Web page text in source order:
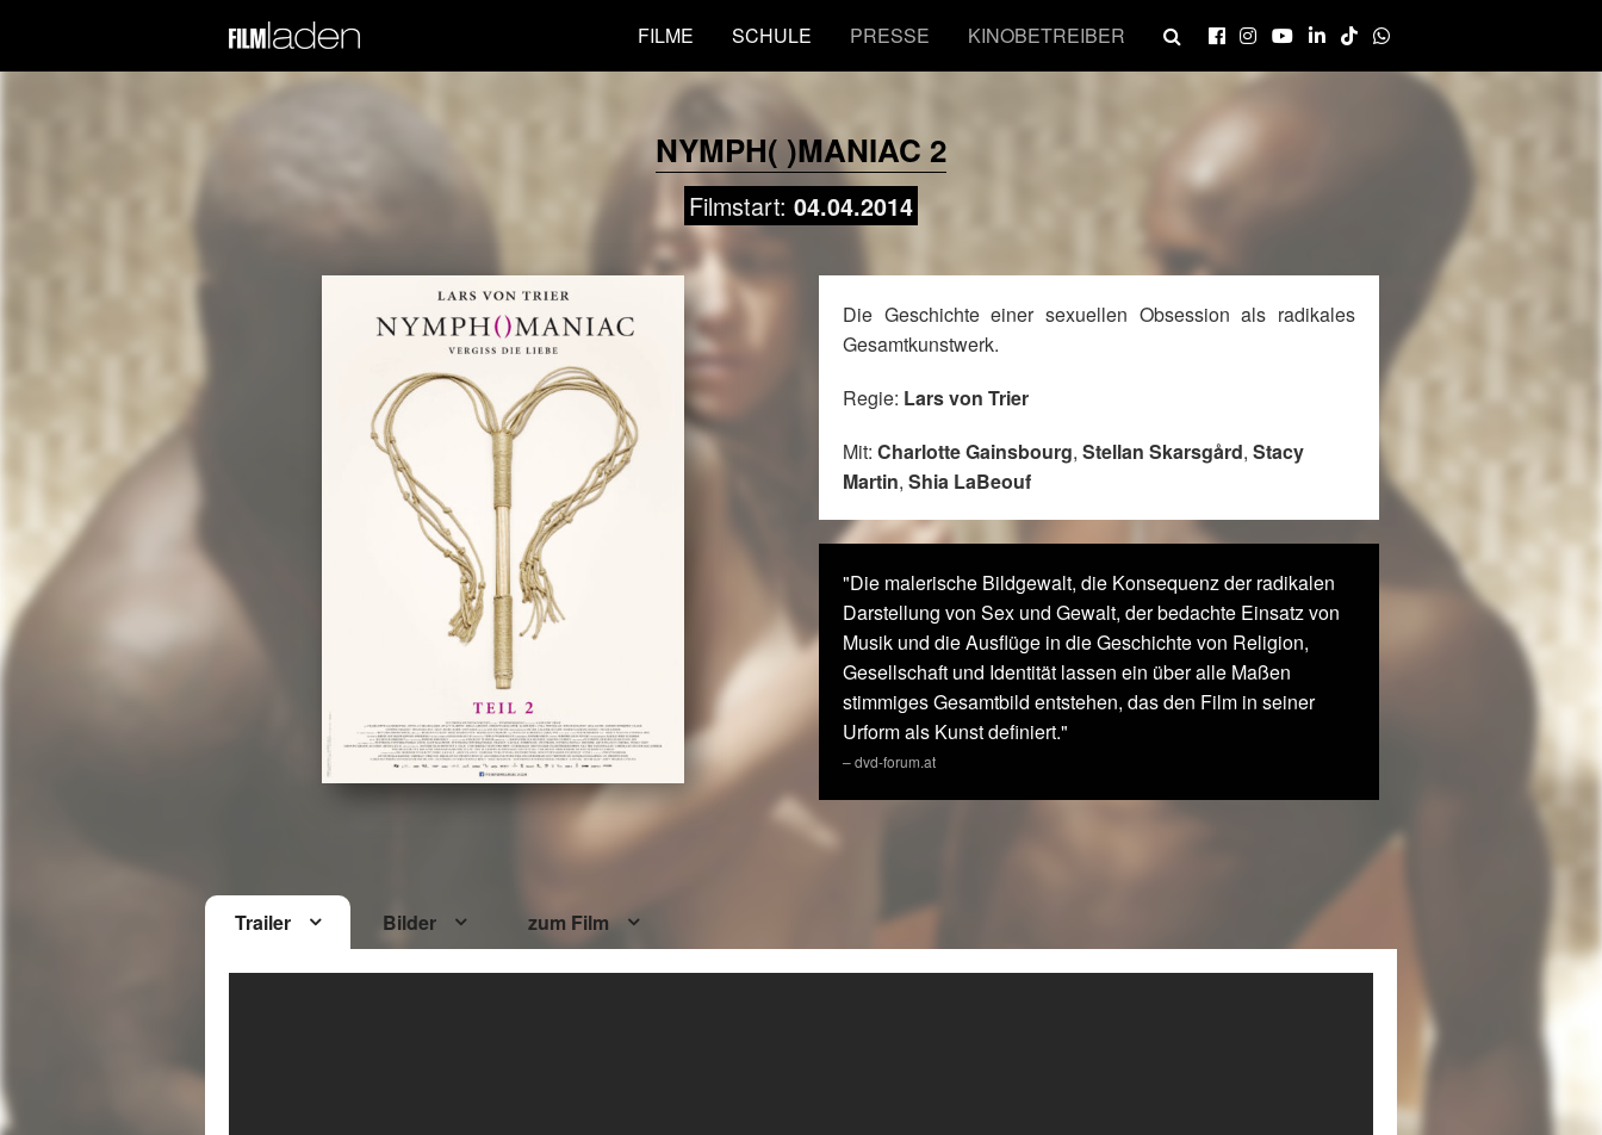
FILME SCHULE PRESSE KINOBETREIBER
NYMPH( )MANIAC 2
Filmstart: 04.04.2014
Die Geschichte einer sexuellen Obsession als radikales
Gesamtkunstwerk.
Regie: Lars von Trier
Mit: Charlotte Gainsbourg, Stellan Skarsgård, Stacy
Martin, Shia LaBeouf
"Die malerische Bildgewalt, die Konsequenz der radikalen
Darstellung von Sex und Gewalt, der bedachte Einsatz von
Musik und die Ausflüge in die Geschichte von Religion,
Gesellschaft und Identität lassen ein über alle Maßen
stimmiges Gesamtbild entstehen, das den Film in seiner
Urform als Kunst definiert."
– dvd-forum.at
Trailer Bilder zum Film